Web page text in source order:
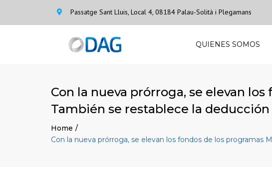
Passatge Sant Lluis, Local 4, 08184 Palau-Solità i Plegamans
QUIENES SOMOS
Con la nueva prórroga, se elevan
También se restablece la deducción
Home
Con la nueva prórroga, se elevan los fondos de los programas